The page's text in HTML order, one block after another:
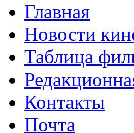
Главная
Новости
Таблица
Контакты
Почта